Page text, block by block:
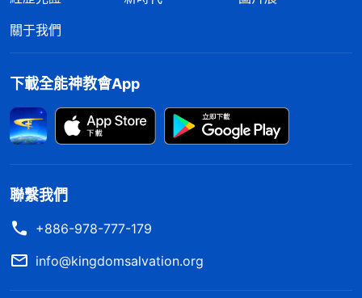
關于我們
下載全能神教會App
聯繫我們
+886-978-777-179
info@kingdomsalvation.org